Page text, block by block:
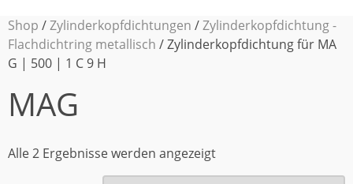
Shop /Zylinderkopfdichtungen /Zylinderkopfdichtung -
Flachdichtring metallisch / Zylinderkopfdichtung für MA
G | 500 | 1 C 9 H
MAG
Alle 2 Ergebnisse werden angezeigt